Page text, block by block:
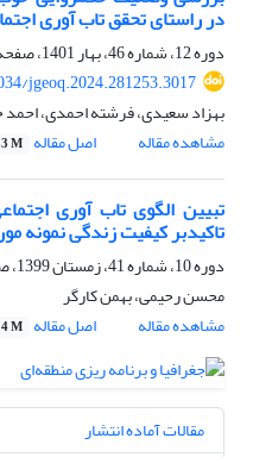
در راستای تحقق تاب آوری
دوره 12، شماره 46، بهار 1401، صفحه
jgeoq.2024.281253.3017
بهزاد سعیدی، فرشته احمدی، احمد
مشاهده مقاله
اصل مقاله M
تبیین الگوی تاب آوری
تاکیدبر کیفیت زندگی نمونه موردی
دوره 10، شماره 41، زمستان 1399، صفحه
محسن رحیمی، بهمن کارگر
مشاهده مقاله
اصل مقاله M
مقالات آماده انتشار